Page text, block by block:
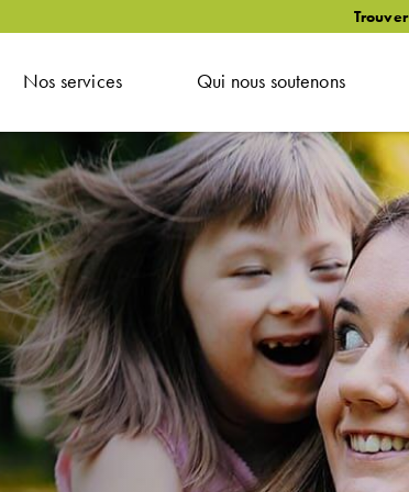
Nos services Qui nous soutenons